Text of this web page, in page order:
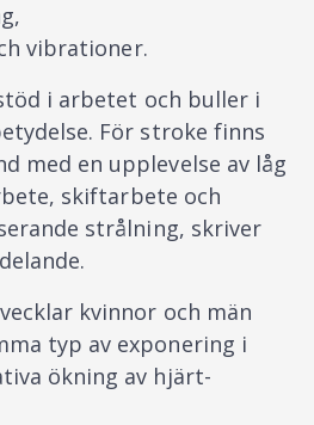
vibrationer.
i arbetet och buller i
För stroke finns
med en upplevelse av låg
skiftarbete och
strålning, skriver
kvinnor och män
typ av exponering i
ökning av hjärt-